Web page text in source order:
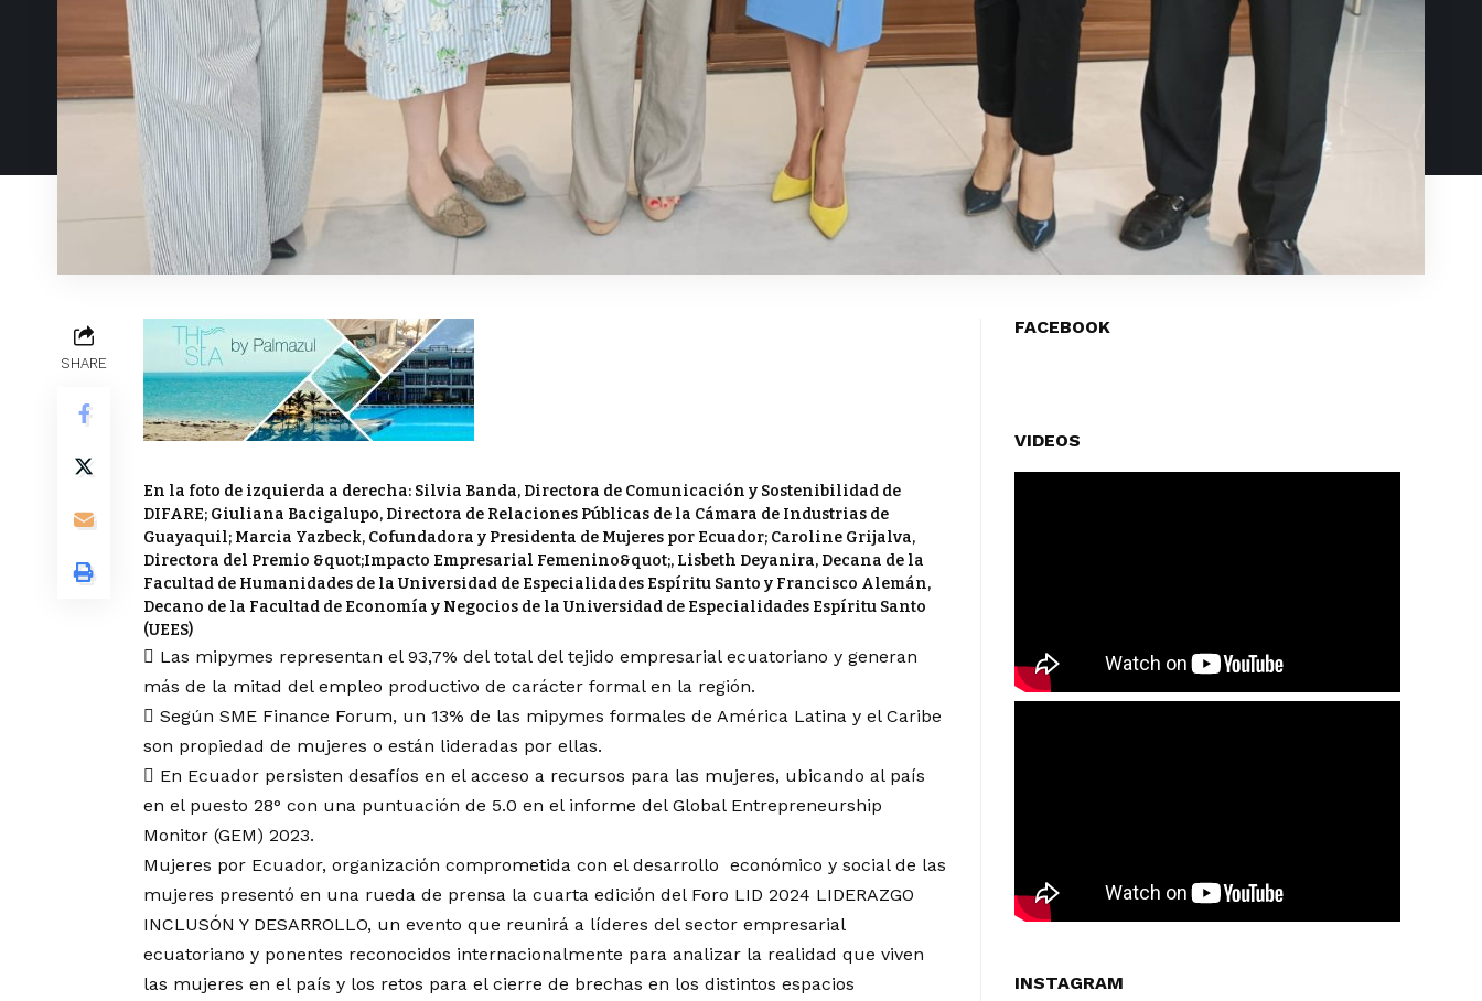
SHARE
En la foto de izquierda a derecha: Silvia Banda, Directora de Comunicación y Sostenibilidad de
DIFARE; Giuliana Bacigalupo, Directora de Relaciones Públicas de la Cámara de Industrias de
Guayaquil; Marcia Yazbeck, Cofundadora y Presidenta de Mujeres por Ecuador; Caroline Grijalva,
Directora del Premio &quot;Impacto Empresarial Femenino&quot;, Lisbeth Deyanira, Decana de la
Facultad de Humanidades de la Universidad de Especialidades Espíritu Santo y Francisco Alemán,
Decano de la Facultad de Economía y Negocios de la Universidad de Especialidades Espíritu Santo
(UEES)
 Las mipymes representan el 93,7% del total del tejido empresarial ecuatoriano y generan
más de la mitad del empleo productivo de carácter formal en la región.
 Según SME Finance Forum, un 13% de las mipymes formales de América Latina y el Caribe
son propiedad de mujeres o están lideradas por ellas.
 En Ecuador persisten desafíos en el acceso a recursos para las mujeres, ubicando al país
en el puesto 28° con una puntuación de 5.0 en el informe del Global Entrepreneurship
Monitor (GEM) 2023.
Mujeres por Ecuador, organización comprometida con el desarrollo económico y social de las
mujeres presentó en una rueda de prensa la cuarta edición del Foro LID 2024 LIDERAZGO
INCLUSÓN Y DESARROLLO, un evento que reunirá a líderes del sector empresarial
ecuatoriano y ponentes reconocidos internacionalmente para analizar la realidad que viven
las mujeres en el país y los retos para el cierre de brechas en los distintos espacios
FACEBOOK
VIDEOS
INSTAGRAM